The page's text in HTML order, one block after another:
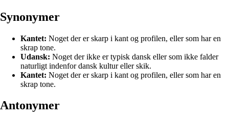
Synonymer
Kantet: Noget der er skarp i kant og profilen, eller som har en
skrap tone.
Udansk: Noget der ikke er typisk dansk eller som ikke falder
naturligt indenfor dansk kultur eller skik.
Kantet: Noget der er skarp i kant og profilen, eller som har en
skrap tone.
Antonymer